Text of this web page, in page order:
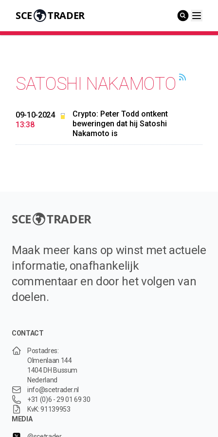
SCE TRADER
SATOSHI NAKAMOTO
09-10-2024
13:38
Crypto: Peter Todd ontkent
beweringen dat hij Satoshi
Nakamoto is
SCE TRADER
Maak meer kans op winst met actuele
informatie, onafhankelijk
commentaar en door het volgen van
doelen.
CONTACT
Postadres:
Olmenlaan 144
1404 DH Bussum
Nederland
info@scetrader.nl
+31 (0)6 - 29 01 69 30
KvK: 91139953
MEDIA